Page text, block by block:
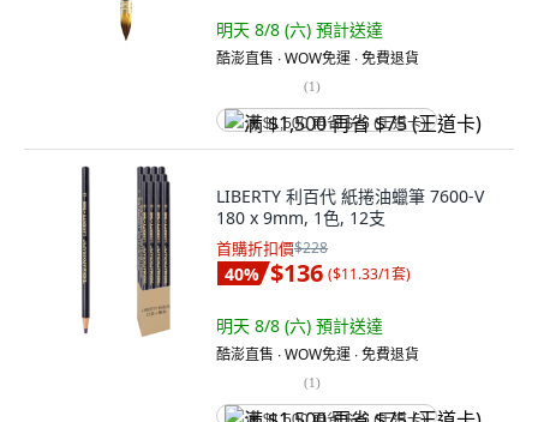
明天 8/8 (六) 預計送達
酷澎直售 ∙ WOW免運 ∙ 免費退貨
(1)
满 $1,500 再省 $75 (王道卡)
LIBERTY 利百代 紙捲油蠟筆 7600-V
180 x 9mm, 1色, 12支
首購折扣價$228
40% $136 ($11.33/1套)
明天 8/8 (六) 預計送達
酷澎直售 ∙ WOW免運 ∙ 免費退貨
(1)